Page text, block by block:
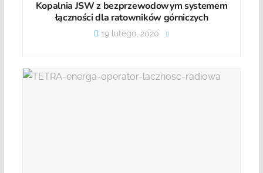
Kopalnia JSW z bezprzewodowym systemem
łączności dla ratowników górniczych
19 lutego, 2020